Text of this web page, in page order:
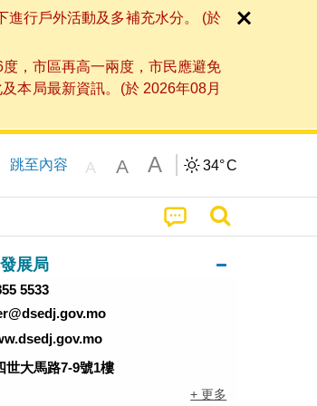
進行戶外活動及多補充水分。 (於
，市區再高一兩度，市民應避免
本局最新資訊。(於 2026年08月
跳至內容 A A A 34°C
展局
5533
世大馬路7-9號1樓
+ 更多